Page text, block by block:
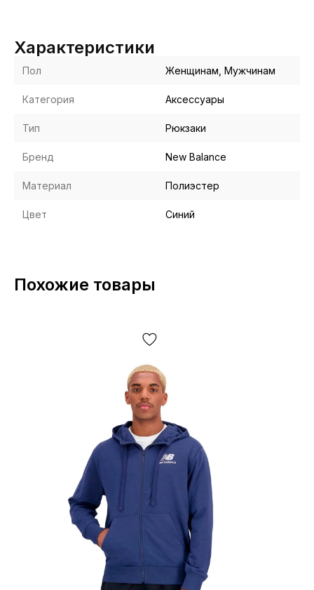
Характеристики
Пол Женщинам, Мужчинам
Категория Аксессуары
Тип Рюкзаки
Бренд New Balance
Материал Полиэстер
Цвет Синий
Похожие товары